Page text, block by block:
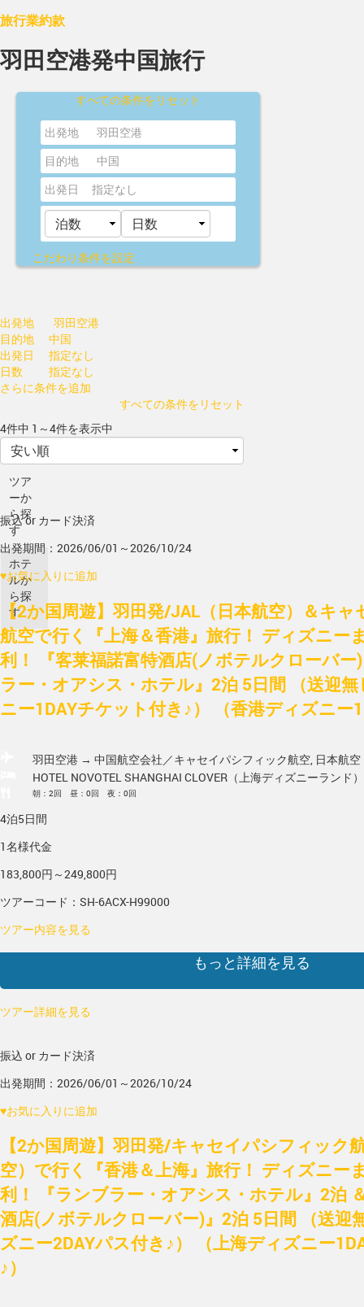
旅行業約款
羽田空港発中国旅行
すべての条件をリセット
出発地
羽田空港
目的地
中国
出発日
指定なし
こだわり条件を設定
出発地
羽田空港
目的地
中国
出発日
指定なし
日数
指定なし
さらに条件を追加
すべての条件をリセット
4件中 1～4件を表示中
ツア
ーか
ら探
す
ホテ
ルか
ら探
す
振込 or カード決済
出発期間：2026/06/01～2026/10/24
♥お気に入りに追加
【2か国周遊】羽田発/JAL（日本航空）＆キ
航空で行く『上海＆香港』旅行！ ディズニー
利！ 『客莱福諾富特酒店(ノボテルクローバー
ラー・オアシス・ホテル』2泊 5日間 （送迎
ニー1DAYチケット付き♪） （香港ディズニー
羽田空港 → 中国航空会社／キャセイパシフィック航空, 日本航空
HOTEL NOVOTEL SHANGHAI CLOVER（上海ディズニーランド
朝：2回 昼：0回 夜：0回
4泊5日間
1名様代金
183,800円～249,800円
ツアーコード：SH-6ACX-H99000
ツアー内容を見る
もっと詳細を見る
ツアー詳細を見る
振込 or カード決済
出発期間：2026/06/01～2026/10/24
♥お気に入りに追加
【2か国周遊】羽田発/キャセイパシフィック
空）で行く『香港＆上海』旅行！ ディズニー
利！ 『ランブラー・オアシス・ホテル』2泊
酒店(ノボテルクローバー)』2泊 5日間 （送迎
ズニー2DAYパス付き♪） （上海ディズニー
♪）